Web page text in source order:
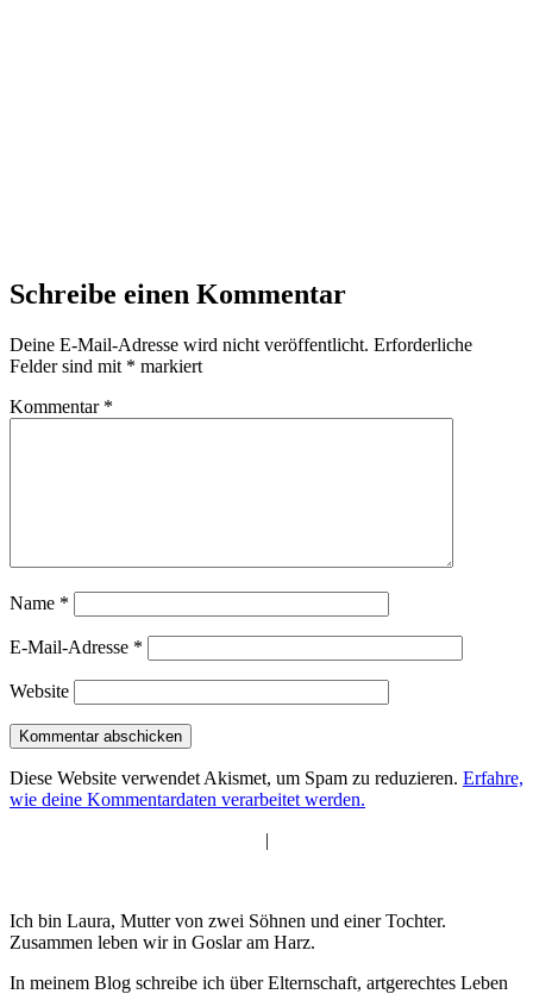
Schreibe einen Kommentar
Deine E-Mail-Adresse wird nicht veröffentlicht. Erforderliche
Felder sind mit * markiert
Kommentar *
Name *
E-Mail-Adresse *
Website
Diese Website verwendet Akismet, um Spam zu reduzieren. Erfahre,
wie deine Kommentardaten verarbeitet werden.
|
Ich bin Laura, Mutter von zwei Söhnen und einer Tochter.
Zusammen leben wir in Goslar am Harz.
In meinem Blog schreibe ich über Elternschaft, artgerechtes Leben